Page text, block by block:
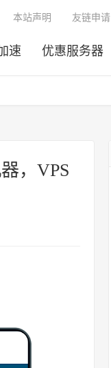
速 优惠服务器
本站声明 友链申请
，VPS